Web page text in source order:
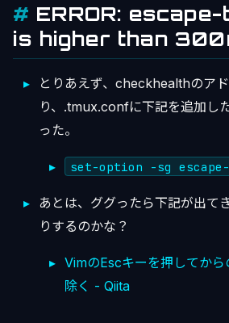
ERROR:
is higher than
とりあえず、checkhealthのア
り、.tmux.confに下記を追加し
った。
set-option -sg
あとは、ググったら下記が出て
りするのかな？
VimのEscキーを押してから
除く - Qiita